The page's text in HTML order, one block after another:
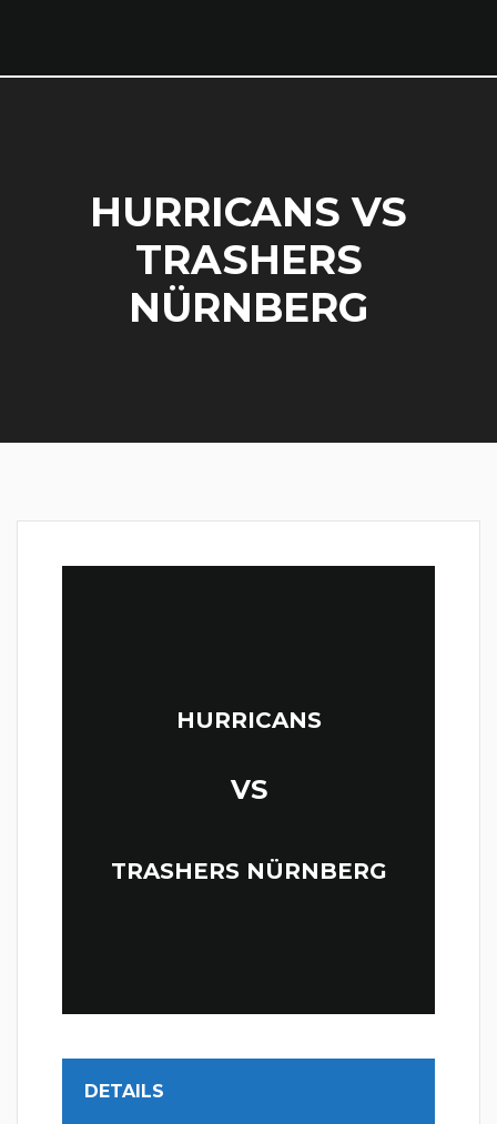
HURRICANS VS
TRASHERS
NÜRNBERG
HURRICANS
VS
TRASHERS NÜRNBERG
DETAILS